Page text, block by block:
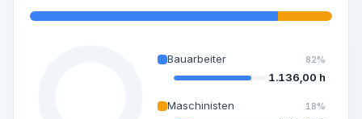
Bauarbeiter 82%
1.136,00 h
Maschinisten 18%